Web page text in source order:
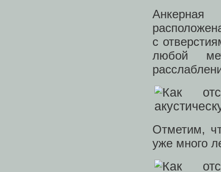
Анкерная
с
любой
Отметим,
уже много